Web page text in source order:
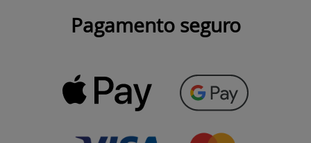
Pagamento seguro